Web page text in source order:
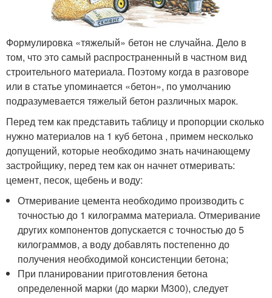
Формулировка «тяжелый» бетон не случайна. Дело в
том, что это самый распространенный в частном вид
строительного материала. Поэтому когда в разговоре
или в статье упоминается «бетон», по умолчанию
подразумевается тяжелый бетон различных марок.
Перед тем как представить таблицу и пропорции сколько
нужно материалов на 1 куб бетона , примем несколько
допущений, которые необходимо знать начинающему
застройщику, перед тем как он начнет отмеривать:
цемент, песок, щебень и воду:
Отмеривание цемента необходимо производить с
точностью до 1 килограмма материала. Отмеривание
других компонентов допускается с точностью до 5
килограммов, а воду добавлять постепенно до
получения необходимой консистенции бетона;
При планировании приготовления бетона
определенной марки (до марки М300), следует